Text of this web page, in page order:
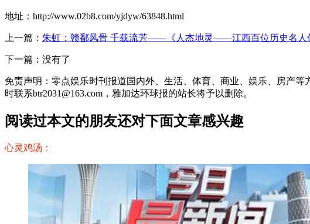
地址：http://www.02b8.com/yjdyw/63848.html
上一篇： 朱虹：赣鄱风骨 千载流芳——《人杰地灵——江西百位历史名人
下一篇：没有了
免责声明：零点娱乐时刊报道国内外、生活、体育、商业、娱乐、房产
时联系btr2031@163.com，雅加达环球报的站长将予以删除。
阅读过本文的朋友还对下面文章感兴趣
心灵鸡汤：